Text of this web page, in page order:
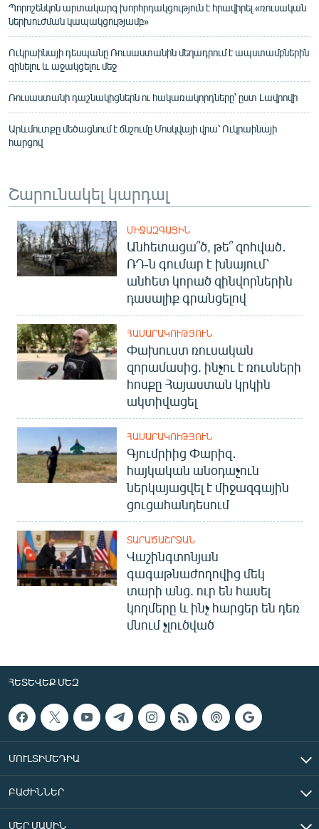
Պորոշենկոն արտակարգ խորհրդակցություն է հրավիրել «ռուսական
ներխուժման կապակցությամբ»
Ուկրաինայի դեսպանը Ռուսաստանին մեղադրում է ապստամբներին
զինելու և աջակցելու մեջ
Ռուսաստանի դաշնակիցներն ու հակառակորդները՝ ըստ Լավրովի
Արևմուտքը մեծացնում է ճնշումը Մոսկվայի վրա՝ Ուկրաինայի
հարցով
Շարունակել կարդալ
ՄԻՋԱԶԳԱՅԻՆ
Անհետացա՞ծ, թե՞ զոհված․
ՌԴ-ն գումար է խնայում՝
անհետ կորած զինվորներին
դասալիք գրանցելով
ՀԱՍԱՐԱԿՈՒԹՅՈՒՆ
Փախուստ ռուսական
զորամասից. ինչու է ռուսների
հոսքը Հայաստան կրկին
ակտիվացել
ՀԱՍԱՐԱԿՈՒԹՅՈՒՆ
Գյումրիից Փարիզ․
հայկական անօդաչուն
ներկայացվել է միջազգային
ցուցահանդեսում
ՏԱՐԱԾԱՇՐՋԱՆ
Վաշինգտոնյան
գագաթնաժողովից մեկ
տարի անց. ուր են հասել
կողմերը և ինչ հարցեր են դեռ
մնում չլուծված
ՀԵՏԵՎԵՔ ՄԵԶ
ՄՈՒԼՏԻՄԵԴԻԱ
ԲԱԺԻՆՆԵՐ
ՄԵՐ ՄԱՍԻՆ